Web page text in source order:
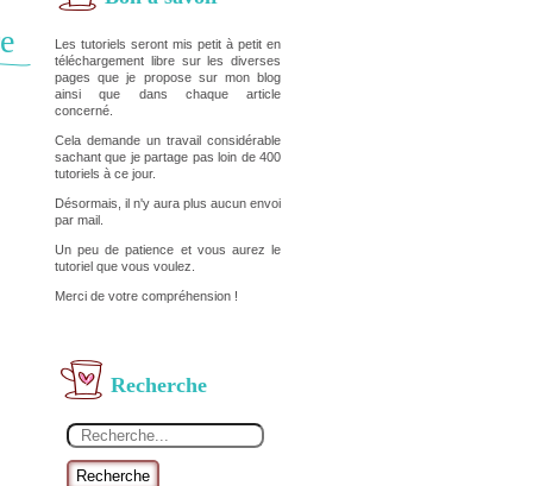
Les tutoriels seront mis petit à petit en
téléchargement libre sur les diverses
pages que je propose sur mon blog
ainsi que dans chaque article
concerné.
Cela demande un travail considérable
sachant que je partage pas loin de 400
tutoriels à ce jour.
Désormais, il n'y aura plus aucun envoi
par mail.
Un peu de patience et vous aurez le
tutoriel que vous voulez.
Merci de votre compréhension !
Recherche
Recherche